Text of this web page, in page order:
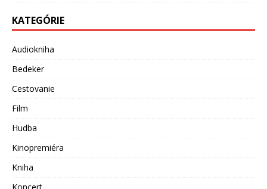
KATEGÓRIE
Audiokniha
Bedeker
Cestovanie
Film
Hudba
Kinopremiéra
Kniha
Koncert